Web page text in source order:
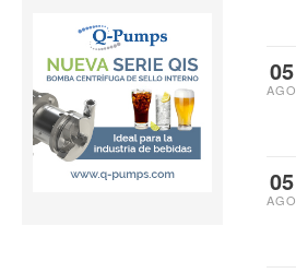
05
AGO
05
AGO